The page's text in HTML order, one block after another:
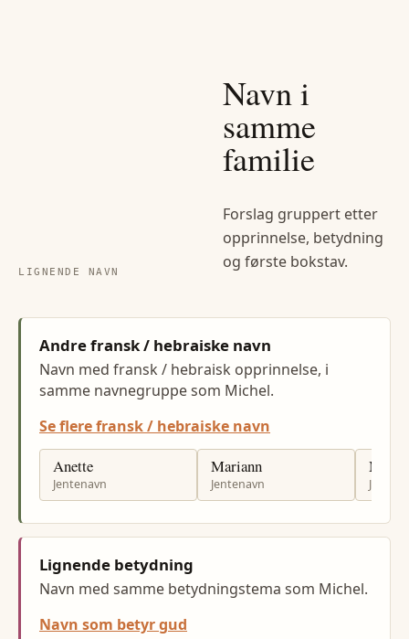
LIGNENDE NAVN
Navn i
samme
familie
Forslag gruppert etter
opprinnelse, betydning
og første bokstav.
Andre fransk / hebraiske navn
Navn med fransk / hebraisk opprinnelse, i
samme navnegruppe som Michel.
Se flere fransk / hebraiske navn
Anette
Jentenavn
Mariann
Jentenavn
Lignende betydning
Navn med samme betydningstema som Michel.
Navn som betyr gud